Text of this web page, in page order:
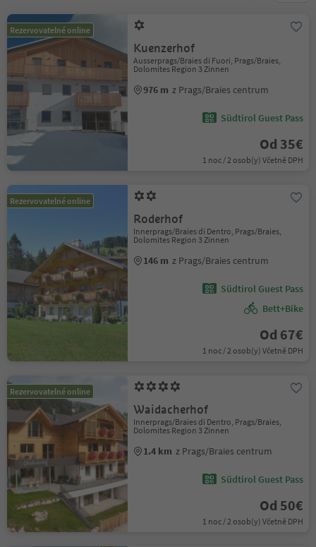
Rezervovatelné online
Kuenzerhof
Ausserprags/Braies di Fuori, Prags/Braies,
Dolomites Region 3 Zinnen
976 m z Prags/Braies centrum
Südtirol Guest Pass
Od 35€
1 noc / 2 osob(y) Včetně DPH
Rezervovatelné online
Roderhof
Innerprags/Braies di Dentro, Prags/Braies,
Dolomites Region 3 Zinnen
146 m z Prags/Braies centrum
Südtirol Guest Pass
Bett+Bike
Od 67€
1 noc / 2 osob(y) Včetně DPH
Rezervovatelné online
Waidacherhof
Innerprags/Braies di Dentro, Prags/Braies,
Dolomites Region 3 Zinnen
1.4 km z Prags/Braies centrum
Südtirol Guest Pass
Od 50€
1 noc / 2 osob(y) Včetně DPH